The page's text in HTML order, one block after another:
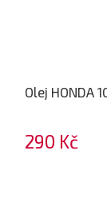
Olej HONDA
290 Kč